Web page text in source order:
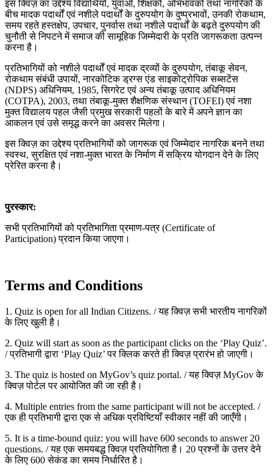
इस क्विज़ का उद्देश्य विद्यार्थियों, युवाओं, शिक्षकों, अभिभावकों तथा नागरिकों के
बीच मादक पदार्थों एवं नशीले पदार्थों के दुरुपयोग के दुष्प्रभावों, उनकी रोकथाम,
समय रहते हस्तक्षेप, उपचार, पुनर्वास तथा नशीले पदार्थों के बढ़ते दुरुपयोग की
चुनौती से निपटने में समाज की सामूहिक जिम्मेदारी के प्रति जागरूकता उत्पन्न
करना है।
प्रतिभागियों को नशीले पदार्थों एवं मादक द्रव्यों के दुरुपयोग, तंबाकू सेवन,
रोकथाम संबंधी उपायों, नारकोटिक ड्रग्स एंड साइकोट्रोपिक सब्सटेंस
(NDPS) अधिनियम, 1985, सिगरेट एवं अन्य तंबाकू उत्पाद अधिनियम
(COTPA), 2003, तथा तंबाकू-मुक्त शैक्षणिक संस्थान (TOFEI) एवं नशा
मुक्त विद्यालय पहल जैसी प्रमुख सरकारी पहलों के बारे में अपने ज्ञान का
आकलन एवं उसे समृद्ध करने का अवसर मिलेगा।
इस क्विज़ का उद्देश्य प्रतिभागियों को जागरूक एवं जिम्मेदार नागरिक बनने तथा
स्वस्थ, सुरक्षित एवं नशा-मुक्त भारत के निर्माण में सक्रिय योगदान देने के लिए
प्रेरित करना है।
पुरस्कार:
सभी प्रतिभागियों को प्रतिभागिता प्रमाण-पत्र (Certificate of
Participation) प्रदान किया जाएगा।
Terms and Conditions
1. Quiz is open for all Indian Citizens. / यह क्विज़ सभी भारतीय नागरिकों
के लिए खुली है।
2. Quiz will start as soon as the participant clicks on the ‘Play Quiz’.
/ प्रतिभागी द्वारा ‘Play Quiz’ पर क्लिक करते ही क्विज़ प्रारंभ हो जाएगी।
3. The quiz is hosted on MyGov’s quiz portal. / यह क्विज़ MyGov के
क्विज़ पोर्टल पर आयोजित की जा रही है।
4. Multiple entries from the same participant will not be accepted. /
एक ही प्रतिभागी द्वारा एक से अधिक प्रविष्टियाँ स्वीकार नहीं की जाएँगी।
5. It is a time-bound quiz: you will have 600 seconds to answer 20
questions. / यह एक समयबद्ध क्विज़ प्रतियोगिता है। 20 प्रश्नों के उत्तर देने
के लिए 600 सेकंड का समय निर्धारित है।